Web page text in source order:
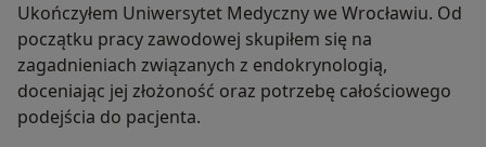
Ukończyłem Uniwersytet Medyczny we Wrocławiu. Od
początku pracy zawodowej skupiłem się na
zagadnieniach związanych z endokrynologią,
doceniając jej złożoność oraz potrzebę całościowego
podejścia do pacjenta.